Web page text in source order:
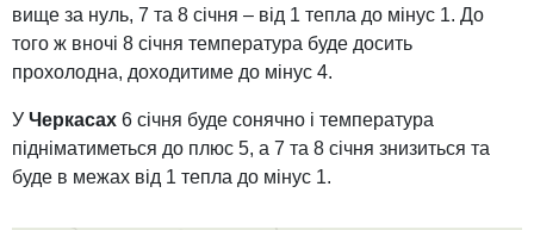
вище за нуль, 7 та 8 січня – від 1 тепла до мінус 1. До
того ж вночі 8 січня температура буде досить
прохолодна, доходитиме до мінус 4.
У Черкасах 6 січня буде сонячно і температура
підніматиметься до плюс 5, а 7 та 8 січня знизиться та
буде в межах від 1 тепла до мінус 1.